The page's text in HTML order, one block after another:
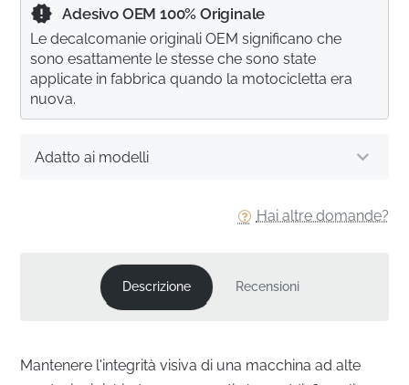
Hai altre domande?
Adatto ai modelli
Adesivo OEM 100% Originale
Le decalcomanie originali OEM significano che
sono esattamente le stesse che sono state
applicate in fabbrica quando la motocicletta era
nuova.
Descrizione Recensioni
Mantenere l'integrità visiva di una macchina ad alte